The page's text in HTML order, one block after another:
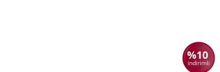
%10
indirimli